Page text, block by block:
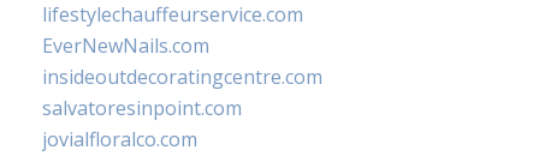
lifestylechauffeurservice.com
EverNewNails.com
insideoutdecoratingcentre.com
salvatoresinpoint.com
jovialfloralco.com